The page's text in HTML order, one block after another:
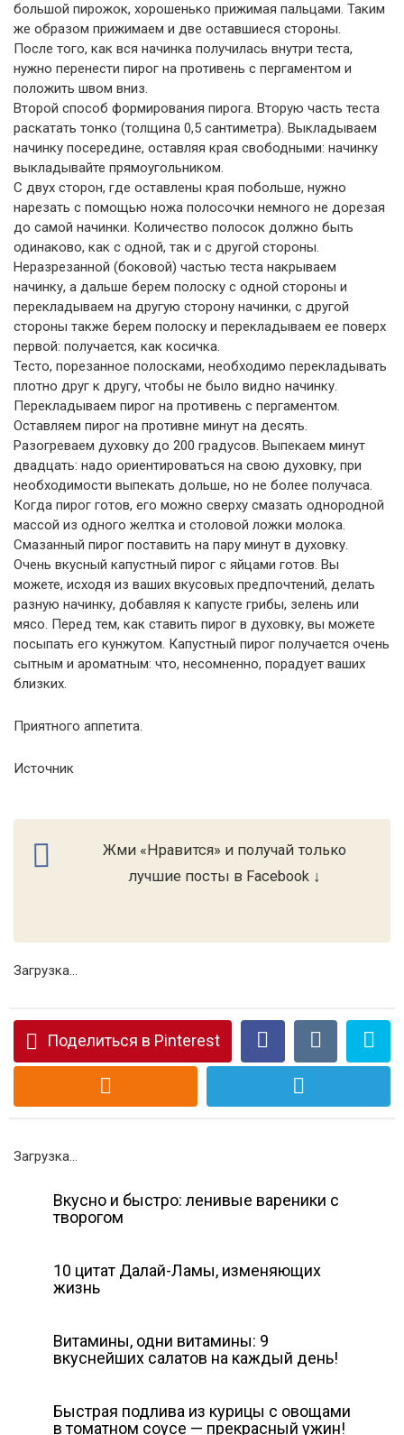
большой пирожок, хорошенько прижимая пальцами. Таким
же образом прижимаем и две оставшиеся стороны.
После того, как вся начинка получилась внутри теста,
нужно перенести пирог на противень с пергаментом и
положить швом вниз.
Второй способ формирования пирога. Вторую часть теста
раскатать тонко (толщина 0,5 сантиметра). Выкладываем
начинку посередине, оставляя края свободными: начинку
выкладывайте прямоугольником.
С двух сторон, где оставлены края побольше, нужно
нарезать с помощью ножа полосочки немного не дорезая
до самой начинки. Количество полосок должно быть
одинаково, как с одной, так и с другой стороны.
Неразрезанной (боковой) частью теста накрываем
начинку, а дальше берем полоску с одной стороны и
перекладываем на другую сторону начинки, с другой
стороны также берем полоску и перекладываем ее поверх
первой: получается, как косичка.
Тесто, порезанное полосками, необходимо перекладывать
плотно друг к другу, чтобы не было видно начинку.
Перекладываем пирог на противень с пергаментом.
Оставляем пирог на противне минут на десять.
Разогреваем духовку до 200 градусов. Выпекаем минут
двадцать: надо ориентироваться на свою духовку, при
необходимости выпекать дольше, но не более получаса.
Когда пирог готов, его можно сверху смазать однородной
массой из одного желтка и столовой ложки молока.
Смазанный пирог поставить на пару минут в духовку.
Очень вкусный капустный пирог с яйцами готов. Вы
можете, исходя из ваших вкусовых предпочтений, делать
разную начинку, добавляя к капусте грибы, зелень или
мясо. Перед тем, как ставить пирог в духовку, вы можете
посыпать его кунжутом. Капустный пирог получается очень
сытным и ароматным: что, несомненно, порадует ваших
близких.
Приятного аппетита.
Источник
Жми «Нравится» и получай только
лучшие посты в Facebook ↓
Загрузка...
Поделиться в Pinterest
Загрузка...
Вкусно и быстро: ленивые вареники с
творогом
10 цитат Далай-Ламы, изменяющих
жизнь
Витамины, одни витамины: 9
вкуснейших салатов на каждый день!
Быстрая подлива из курицы с овощами
в томатном соусе — прекрасный ужин!